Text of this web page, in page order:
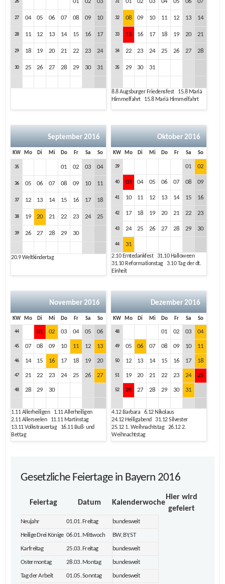
26
27 04 05 06 07 08 09 10
28 11 12 13 14 15 16 17
29 18 19 20 21 22 23 24
30 25 26 27 28 29 30 31
31
32 08 09 10 11 12 13 14
33 15 16 17 18 19 20 21
34 22 23 24 25 26 27 28
35 29 30 31
8.8Augsburger Friedensfest 15.8Mariä
Himmelfahrt 15.8Mariä Himmelfahrt
September 2016
KW Mo Di Mi Do Fr Sa So
35 01 02 03 04
36 05 06 07 08 09 10 11
37 12 13 14 15 16 17 18
38 19 20 21 22 23 24 25
39 26 27 28 29 30
20.9Weltkindertag
Oktober 2016
KW Mo Di Mi Do Fr Sa So
39 01 02
40 03 04 05 06 07 08 09
41 10 11 12 13 14 15 16
42 17 18 19 20 21 22 23
43 24 25 26 27 28 29 30
44 31
2.10Erntedankfest 31.10Halloween
31.10Reformationstag 3.10Tag der dt.
Einheit
November 2016
KW Mo Di Mi Do Fr Sa So
44 01 02 03 04 05 06
45 07 08 09 10 11 12 13
46 14 15 16 17 18 19 20
47 21 22 23 24 25 26 27
48 28 29 30
1.11Allerheiligen 1.11Allerheiligen
2.11Allerseelen 11.11Martinstag
13.11Volkstrauertag 16.11Buß- und
Bettag
Dezember 2016
KW Mo Di Mi Do Fr Sa So
48 01 02 03 04
49 05 06 07 08 09 10 11
50 12 13 14 15 16 17 18
51 19 20 21 22 23 24 25
52 26 27 28 29 30 31
4.12Barbara 6.12Nikolaus
24.12Heiligabend 31.12Silvester
25.121. Weihnachtstag 26.122.
Weihnachtstag
Gesetzliche Feiertage in Bayern 2016
Feiertag Datum Kalenderwoche
Hier wird
gefeiert
Neujahr 01.01. Freitag bundesweit
Heilige Drei Könige 06.01. Mittwoch BW, BY, ST
Karfreitag 25.03. Freitag bundesweit
Ostermontag 28.03. Montag bundesweit
Tag der Arbeit 01.05. Sonntag bundesweit